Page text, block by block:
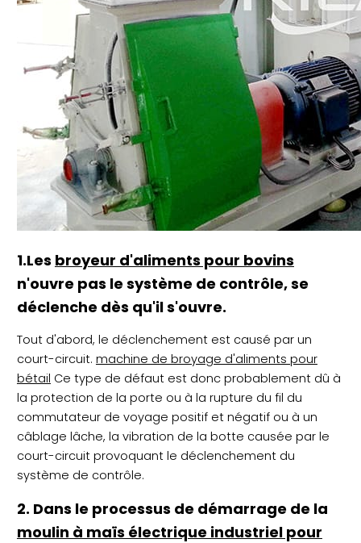
1.Les broyeur d'aliments pour bovins
n'ouvre pas le système de contrôle, se
déclenche dès qu'il s'ouvre.
Tout d'abord, le déclenchement est causé par un
court-circuit. machine de broyage d'aliments pour
bétail Ce type de défaut est donc probablement dû à
la protection de la porte ou à la rupture du fil du
commutateur de voyage positif et négatif ou à un
câblage lâche, la vibration de la botte causée par le
court-circuit provoquant le déclenchement du
système de contrôle.
2. Dans le processus de démarrage de la
moulin à maïs électrique industriel pour